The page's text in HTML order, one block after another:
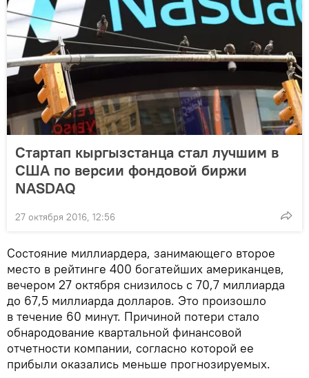
Стартап кыргызстанца стал лучшим в
США по версии фондовой биржи
NASDAQ
27 октября 2016, 12:56
Состояние миллиардера, занимающего второе
место в рейтинге 400 богатейших американцев,
вечером 27 октября снизилось с 70,7 миллиарда
до 67,5 миллиарда долларов. Это произошло
в течение 60 минут. Причиной потери стало
обнародование квартальной финансовой
отчетности компании, согласно которой ее
прибыли оказались меньше прогнозируемых.